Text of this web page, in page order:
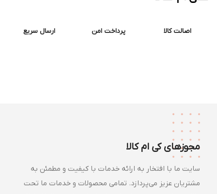
اصالت کالا پرداخت امن ارسال سریع
مجوزهای کی ام کالا
سایت ما با افتخار به ارائه خدمات با کیفیت و مطمئن به
مشتریان عزیز می‌پردازد. تمامی محصولات و خدمات ما تحت